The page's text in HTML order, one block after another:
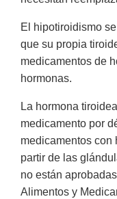
El hipotiroidismo
que su propia
medicamentos de
hormonas.
La hormona
medicamento por
medicamentos con
partir de las
no están
Alimentos y